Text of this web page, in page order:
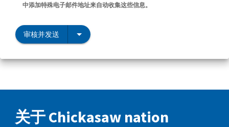
中添加特殊电子邮件地址来自动收集这些信息。
审核并发送
关于 Chickasaw nation